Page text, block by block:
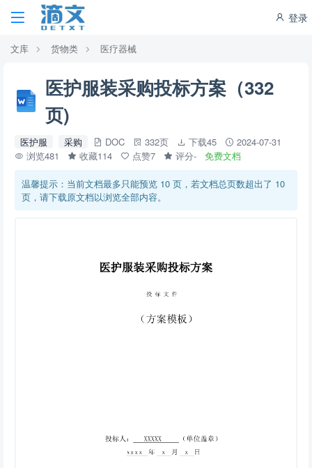
登录
文库 货物类 医疗器械
医护服装采购投标方案（332
页)
医护服 采购 DOC 332页 下载45
2024-07-31
浏览481
收藏114 点赞7 评分- 免费文档
温馨提示：当前文档最多只能预览 10 页，若文档总页数超出了 10
页，请下载原文档以浏览全部内容。